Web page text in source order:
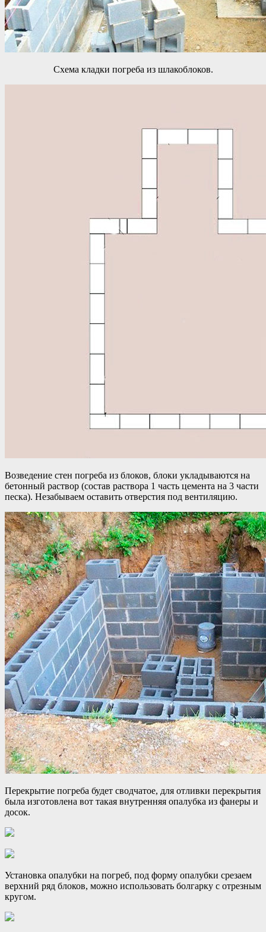
Схема кладки погреба из шлакоблоков.
Возведение стен погреба из блоков, блоки укладываются на
бетонный раствор (состав раствора 1 часть цемента на 3 части
песка). Незабываем оставить отверстия под вентиляцию.
Перекрытие погреба будет сводчатое, для отливки перекрытия
была изготовлена вот такая внутренняя опалубка из фанеры и
досок.
Установка опалубки на погреб, под форму опалубки срезаем
верхний ряд блоков, можно использовать болгарку с отрезным
кругом.